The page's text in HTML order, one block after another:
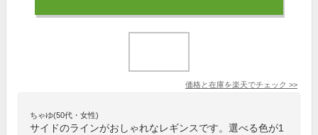
価格と在庫を楽天でチェック >>
ちゃゆ(50代・女性)
サイドのラインがおしゃれなレギンスです。選べる色が1